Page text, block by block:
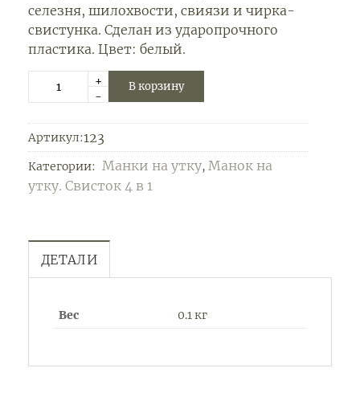
селезня, шилохвости, свиязи и чирка-
свистунка. Сделан из ударопрочного
пластика. Цвет: белый.
+
-
В корзину
Артикул:123
Категории: Манки на утку, Манок на
утку. Свисток 4 в 1
ДЕТАЛИ
Вес 0.1 кг